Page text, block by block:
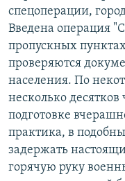
спецоперации,
Введена операция
пропускных
проверяются
населения. По
несколько
подготовке
практика, в
задержать
горячую руку